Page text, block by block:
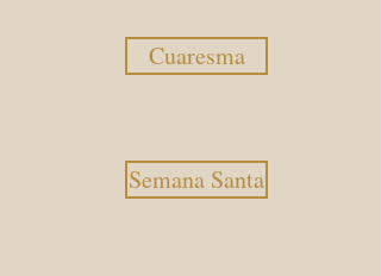
Cuaresma
Semana Santa